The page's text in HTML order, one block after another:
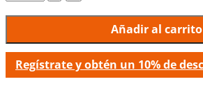
Añadir al carrito
Regístrate y obtén un 10% de